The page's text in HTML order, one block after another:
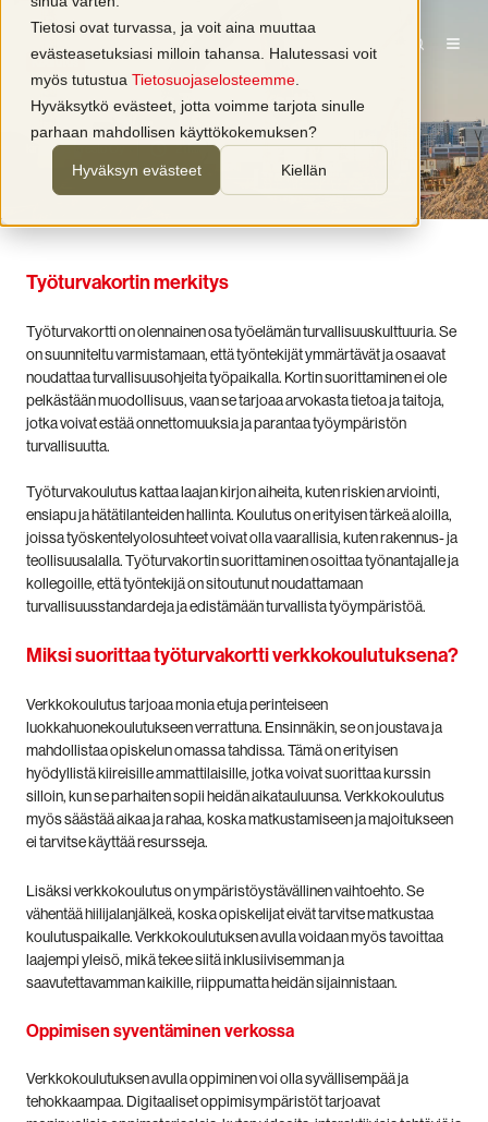
Tietosi ovat turvassa, ja voit aina muuttaa
evästeasetuksiasi milloin tahansa. Halutessasi voit
myös tutustua Tietosuojaselosteemme
Hyväksytkö evästeet, jotta voimme tarjota sinulle
parhaan mahdollisen käyttökokemuksen?
Hyväksyn evästeet Kiellän
Koulutus
Verkkokoulutus Työturvakortti
kirjoittajaPresto Oy 2 min lukuaika 16.10.2025 0:00
Työturvakortin merkitys
Työturvakortti on olennainen osa työelämän turvallisuuskulttuuria. Se
on suunniteltu varmistamaan, että työntekijät ymmärtävät ja osaavat
noudattaa turvallisuusohjeita työpaikalla. Kortin suorittaminen ei ole
pelkästään muodollisuus, vaan se tarjoaa arvokasta tietoa ja taitoja,
jotka voivat estää onnettomuuksia ja parantaa työympäristön
turvallisuutta.
Työturvakoulutus kattaa laajan kirjon aiheita, kuten riskien arviointi,
ensiapu ja hätätilanteiden hallinta. Koulutus on erityisen tärkeä aloilla,
joissa työskentelyolosuhteet voivat olla vaarallisia, kuten rakennus- ja
teollisuusalalla. Työturvakortin suorittaminen osoittaa työnantajalle ja
kollegoille, että työntekijä on sitoutunut noudattamaan
turvallisuusstandardeja ja edistämään turvallista työympäristöä.
Miksi suorittaa työturvakortti verkkokoulutuksena?
Verkkokoulutus tarjoaa monia etuja perinteiseen
luokkahuonekoulutukseen verrattuna. Ensinnäkin, se on joustava ja
mahdollistaa opiskelun omassa tahdissa. Tämä on erityisen
hyödyllistä kiireisille ammattilaisille, jotka voivat suorittaa kurssin
silloin, kun se parhaiten sopii heidän aikatauluunsa. Verkkokoulutus
myös säästää aikaa ja rahaa, koska matkustamiseen ja majoitukseen
ei tarvitse käyttää resursseja.
Lisäksi verkkokoulutus on ympäristöystävällinen vaihtoehto. Se
vähentää hiilijalanjälkeä, koska opiskelijat eivät tarvitse matkustaa
koulutuspaikalle. Verkkokoulutuksen avulla voidaan myös tavoittaa
laajempi yleisö, mikä tekee siitä inklusiivisemman ja
saavutettavamman kaikille, riippumatta heidän sijainnistaan.
Oppimisen syventäminen verkossa
Verkkokoulutuksen avulla oppiminen voi olla syvällisempää ja
tehokkaampaa. Digitaaliset oppimisympäristöt tarjoavat